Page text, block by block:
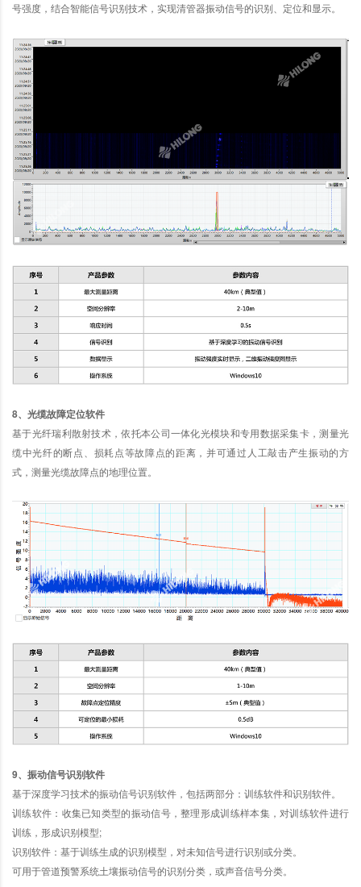
号强度，结合智能信号识别技术，实现清管器振动信号的识别、定位和显示。
8、光缆故障定位软件
基于光纤瑞利散射技术，依托本公司一体化光模块和专用数据采集卡，测量光
缆中光纤的断点、损耗点等故障点的距离，并可通过人工敲击产生振动的方
式，测量光缆故障点的地理位置。
9、振动信号识别软件
基于深度学习技术的振动信号识别软件，包括两部分：训练软件和识别软件。
训练软件：收集已知类型的振动信号，整理形成训练样本集，对训练软件进行
训练，形成识别模型;
识别软件：基于训练生成的识别模型，对未知信号进行识别或分类。
可用于管道预警系统土壤振动信号的识别分类，或声音信号分类。